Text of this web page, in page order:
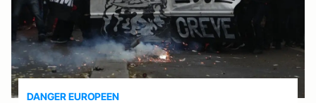
DANGER EUROPEEN